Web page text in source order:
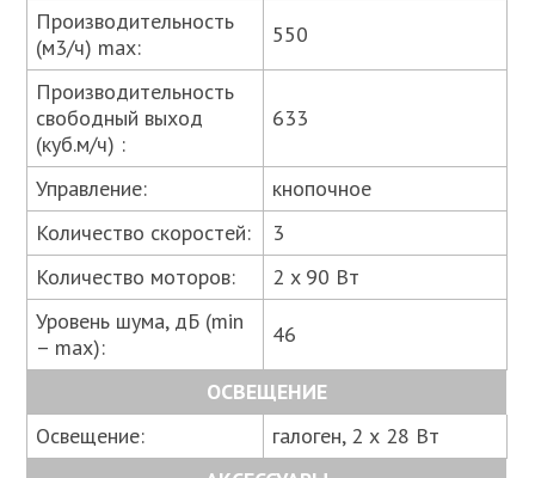
Производительность
(м3/ч) max:
550
Производительность
свободный выход
(куб.м/ч) :
633
Управление:
кнопочное
Количество скоростей:
3
Количество моторов:
2 x 90 Вт
Уровень шума, дБ (min
– max):
46
ОСВЕЩЕНИЕ
Освещение:
галоген, 2 х 28 Вт